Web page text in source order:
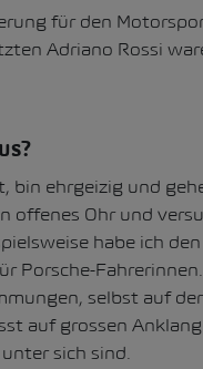
für den
Adriano Rossi
ehrgeizig und
offenes Ohr und
habe ich
Porsche-
selbst auf
auf grossen
sich sind.